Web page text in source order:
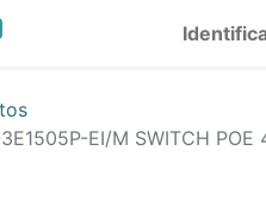
EI/M SWITCH POE